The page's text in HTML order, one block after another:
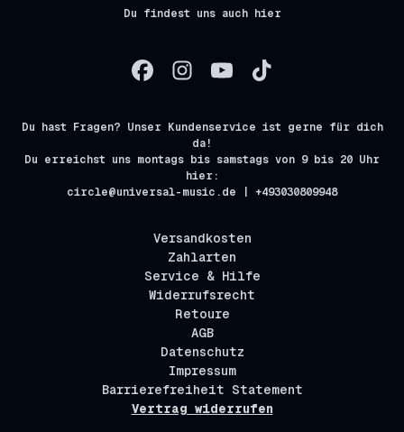
Du findest uns auch hier
Du hast Fragen? Unser Kundenservice ist gerne für dich
da!
Du erreichst uns montags bis samstags von 9 bis 20 Uhr
hier:
circle@universal-music.de | +493030809948
Versandkosten
Zahlarten
Service & Hilfe
Widerrufsrecht
Retoure
AGB
Datenschutz
Impressum
Barrierefreiheit Statement
Vertrag widerrufen